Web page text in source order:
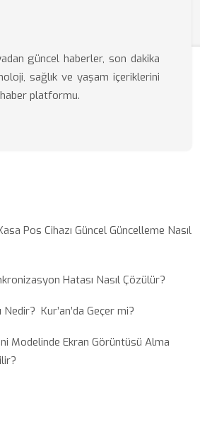
güncel haberler, son dakika
sağlık ve yaşam içeriklerini
haber platformu.
Pos Cihazı Güncel Güncelleme Nasıl
Hatası Nasıl Çözülür?
Kur’an’da Geçer mi?
Modelinde Ekran Görüntüsü Alma